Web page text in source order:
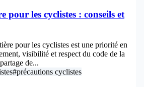
pour les cyclistes : conseils et
pour les cyclistes est une priorité en
visibilité et respect du code de la
de...
#précautions cyclistes